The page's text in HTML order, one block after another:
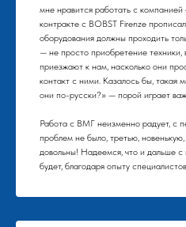
мне нравится работать с
контракте с BOBST Firenze
оборудования должны проходить
— не просто приобретение техники,
приезжают к нам, насколько они
контакт с ними. Казалось бы, такая
они по-русски?» — порой играет
Работа с ВМГ неизменно радует, с
проблем не было, третью,
довольны! Надеемся, что и дальше с
будет, благодаря опыту